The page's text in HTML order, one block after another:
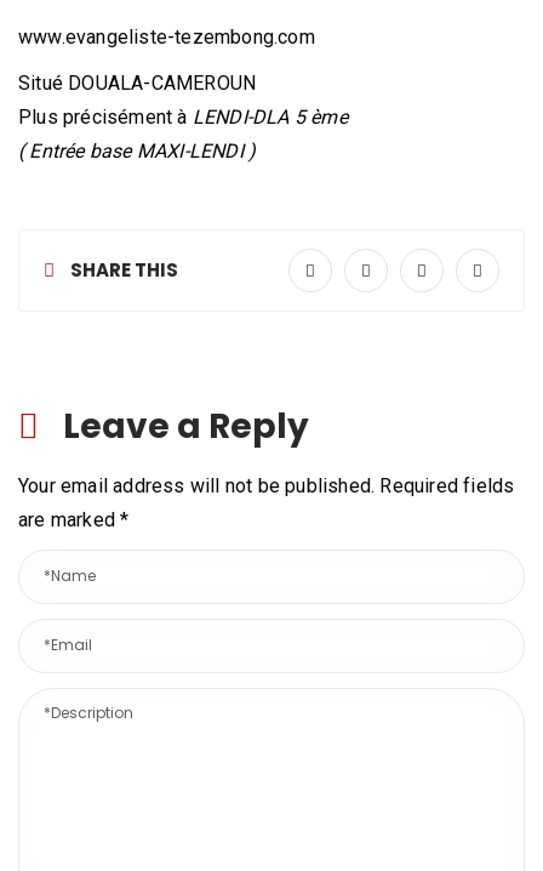
www.evangeliste-tezembong.com
Situé DOUALA-CAMEROUN
Plus précisément à LENDI-DLA 5 ème
( Entrée base MAXI-LENDI )
SHARE THIS
Leave a Reply
Your email address will not be published. Required fields
are marked*